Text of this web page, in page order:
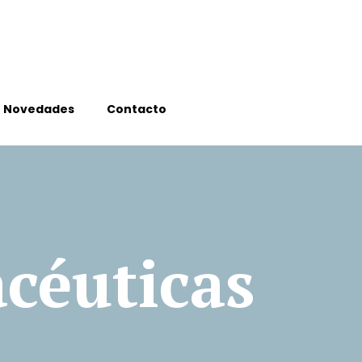
Novedades Contacto